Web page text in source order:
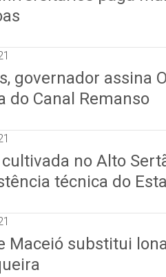
governador assina
do Canal Remanso
no Alto
técnica do
Maceió substitui